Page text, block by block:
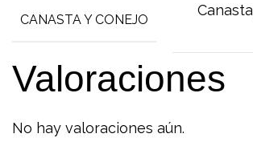
CANASTA Y CONEJO
Canasta
Valoraciones
No hay valoraciones aún.